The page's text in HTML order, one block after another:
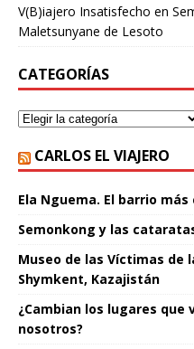
V(B)iajero Insatisfecho en
Maletsunyane de Lesoto
CATEGORÍAS
CARLOS EL VIAJERO
Ela Nguema. El barrio
Semonkong y las
Museo de las Víctimas de
Shymkent, Kazajistán
¿Cambian los lugares
nosotros?